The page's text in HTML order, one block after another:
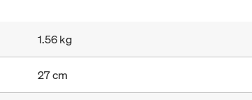
1.56 kg
27 cm